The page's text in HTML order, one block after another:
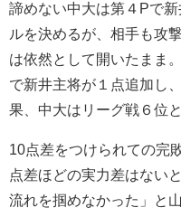
諦めない中大は第４Pで
ルを決めるが、相手も攻
は依然として開いたまま
で新井主将が１点追加し
果、中大はリーグ戦６位
10点差をつけられての完
点差ほどの実力差はない
流れを掴めなかった」と